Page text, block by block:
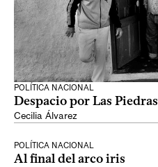
POLÍTICA NACIONAL
Despacio por Las Piedras
Cecilia Álvarez
POLÍTICA NACIONAL
Al final del arco iris